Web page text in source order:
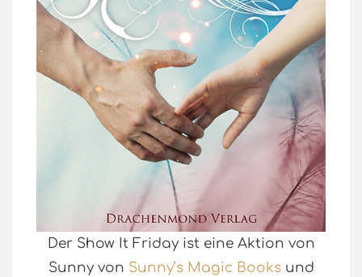
Der Show It Friday ist eine Aktion von
Sunny von Sunny’s Magic Booksund